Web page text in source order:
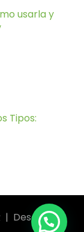
usarla y
Tipos:
| Desarrollo: